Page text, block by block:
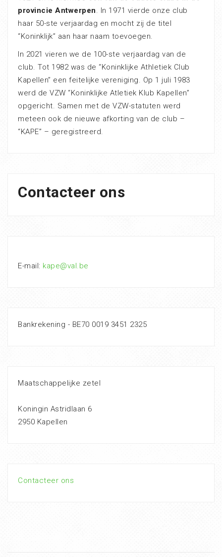
provincie Antwerpen. In 1971 vierde onze club
haar 50-ste verjaardag en mocht zij de titel
“Koninklijk” aan haar naam toevoegen.
In 2021 vieren we de 100-ste verjaardag van de
club. Tot 1982 was de “Koninklijke Athletiek Club
Kapellen” een feitelijke vereniging. Op 1 juli 1983
werd de VZW “Koninklijke Atletiek Klub Kapellen”
opgericht. Samen met de VZW-statuten werd
meteen ook de nieuwe afkorting van de club –
“KAPE” – geregistreerd.
Contacteer ons
E-mail: kape@val.be
Bankrekening - BE70 0019 3451 2325
Maatschappelijke zetel
Koningin Astridlaan 6
2950 Kapellen
Contacteer ons